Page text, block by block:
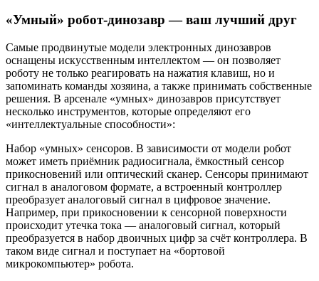
«Умный» робот-динозавр — ваш лучший друг
Самые продвинутые модели электронных динозавров
оснащены искусственным интеллектом — он позволяет
роботу не только реагировать на нажатия клавиш, но и
запоминать команды хозяина, а также принимать собственные
решения. В арсенале «умных» динозавров присутствует
несколько инструментов, которые определяют его
«интеллектуальные способности»:
Набор «умных» сенсоров. В зависимости от модели робот
может иметь приёмник радиосигнала, ёмкостный сенсор
прикосновений или оптический сканер. Сенсоры принимают
сигнал в аналоговом формате, а встроенный контроллер
преобразует аналоговый сигнал в цифровое значение.
Например, при прикосновении к сенсорной поверхности
происходит утечка тока — аналоговый сигнал, который
преобразуется в набор двоичных цифр за счёт контроллера. В
таком виде сигнал и поступает на «бортовой
микрокомпьютер» робота.